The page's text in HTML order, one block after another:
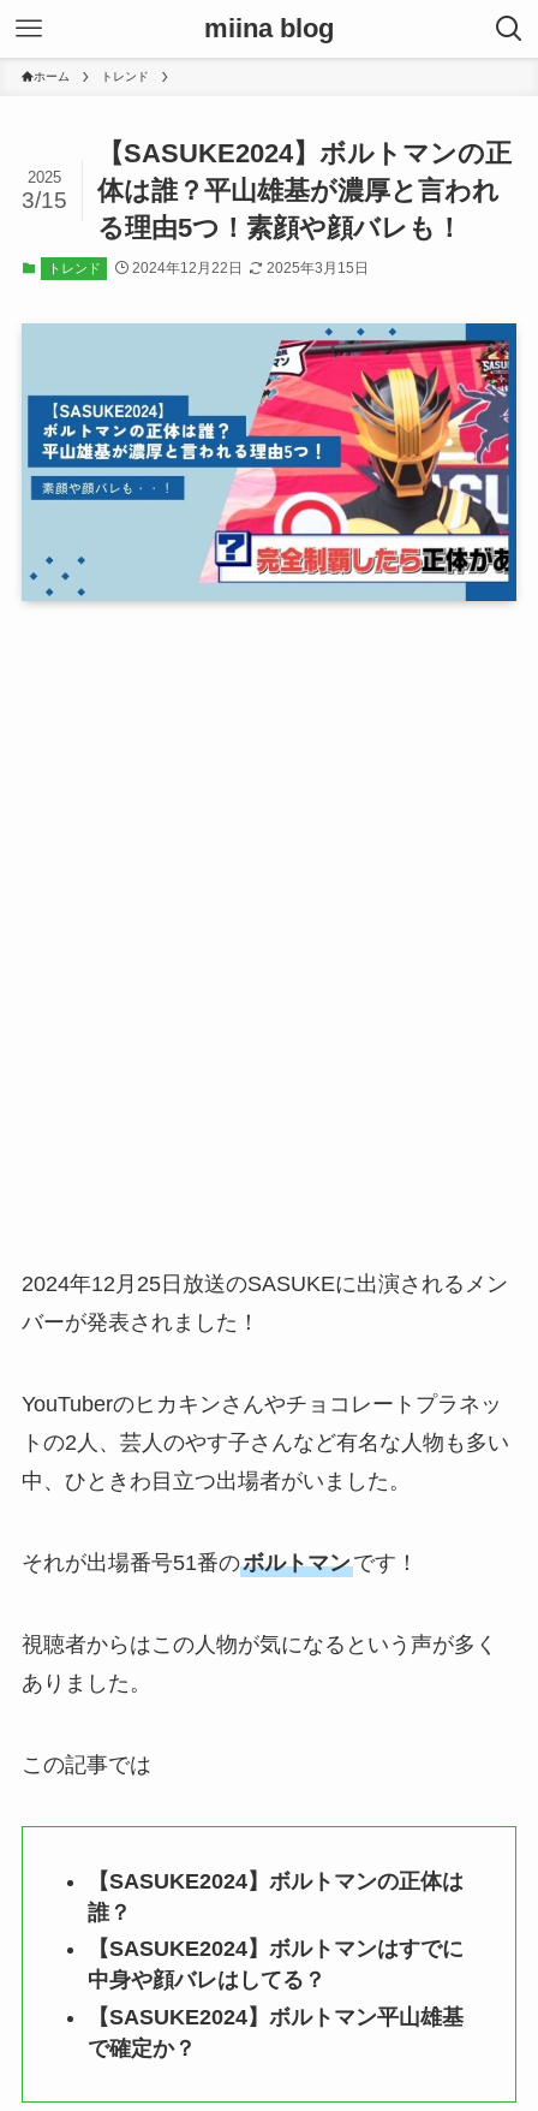
miina blog
ホーム トレンド
【SASUKE2024】ボルトマンの正
体は誰？平山雄基が濃厚と言われ
る理由5つ！素顔や顔バレも！
2025
3/15
トレンド 2024年12月22日 2025年3月15日
2024年12月25日放送のSASUKEに出演されるメン
バーが発表されました！
YouTuberのヒカキンさんやチョコレートプラネッ
トの2人、芸人のやす子さんなど有名な人物も多い
中、ひときわ目立つ出場者がいました。
それが出場番号51番のボルトマンです！
視聴者からはこの人物が気になるという声が多く
ありました。
この記事では
【SASUKE2024】ボルトマンの正体は
誰？
【SASUKE2024】ボルトマンはすでに
中身や顔バレはしてる？
【SASUKE2024】ボルトマン平山雄基
で確定か？